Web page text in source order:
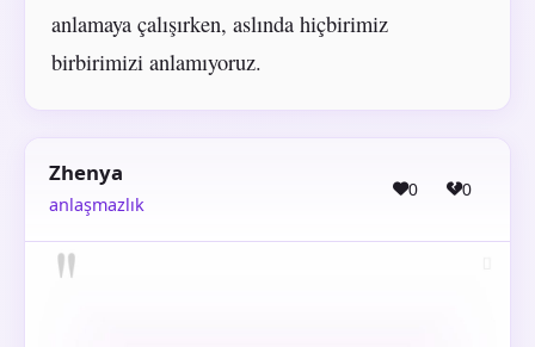
anlamaya çalışırken, aslında hiçbirimiz
birbirimizi anlamıyoruz.
Zhenya
anlaşmazlık
0 0